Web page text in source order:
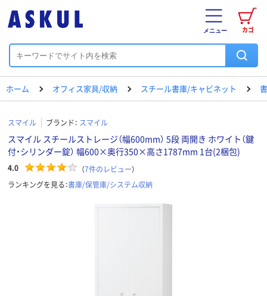
カゴ
メニュー
ホーム オフィス家具/収納 スチール書庫/キャビネット
スマイル ブランド： スマイル
スマイル スチールストレージ（幅600mm） 5段 両開き ホワイト（鍵
付・シリンダー錠） 幅600×奥行350×高さ1787mm 1台(2梱包)
4.0 （7件のレビュー）
ランキングを見る：書庫/保管庫/システム収納